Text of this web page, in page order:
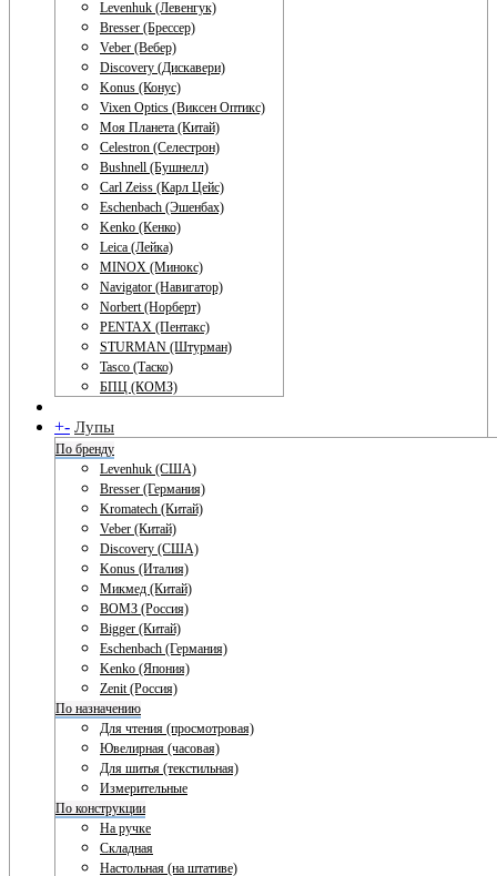
Levenhuk (Левенгук)
Bresser (Брессер)
Veber (Вебер)
Discovery (Дискавери)
Konus (Конус)
Vixen Optics (Виксен Оптикс)
Моя Планета (Китай)
Celestron (Селестрон)
Bushnell (Бушнелл)
Carl Zeiss (Карл Цейс)
Eschenbach (Эшенбах)
Kenko (Кенко)
Leica (Лейка)
MINOX (Минокс)
Navigator (Навигатор)
Norbert (Норберт)
PENTAX (Пентакс)
STURMAN (Штурман)
Tasco (Таско)
БПЦ (КОМЗ)
+- Лупы
По бренду
Levenhuk (США)
Bresser (Германия)
Kromatech (Китай)
Veber (Китай)
Discovery (США)
Konus (Италия)
Микмед (Китай)
ВОМЗ (Россия)
Bigger (Китай)
Eschenbach (Германия)
Kenko (Япония)
Zenit (Россия)
По назначению
Для чтения (просмотровая)
Ювелирная (часовая)
Для шитья (текстильная)
Измерительные
По конструкции
На ручке
Складная
Настольная (на штативе)